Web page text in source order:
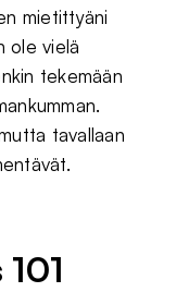
mietittyäni
ole vielä
tekemään
tavallaan